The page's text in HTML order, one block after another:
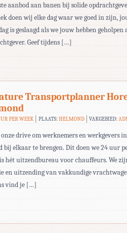
aanbod aan banen bij solide
doen wij elke dag waar we goed in zijn,
is geslaagd als we jouw hebben
Geef tijdens […]
Transportplanner
PER WEEK PLAATS: HELMOND VAKGEBIED:
drive om werknemers en werkgevers
bij elkaar te brengen. Dit doen we 24 uur
hét uitzendbureau voor chauffeurs. We
en uitzending van vakkundige
vind je […]